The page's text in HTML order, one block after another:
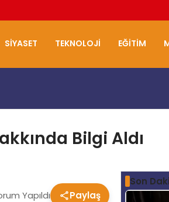
SIYASET TEKNOLOJI EĞITIM
Bilgi Aldı
Yapıldı Paylaş
Son